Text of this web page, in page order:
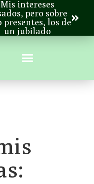
Mis intereses
pero sobre
presentes, los de
un jubilado